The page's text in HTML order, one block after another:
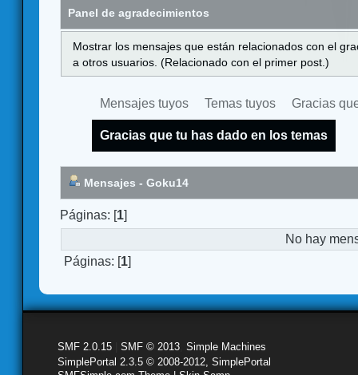
Panel de agradecimientos
Mostrar los mensajes que están relacionados con el
a otros usuarios. (Relacionado con el primer post.)
Mensajes tuyos Temas tuyos Gracias
Gracias que tu has dado en los temas
Mensajes - Goku14
Páginas: [1]
No hay
Páginas: [1]
SMF 2.0.15 SMF © 2013 Simple Machines
SimplePortal 2.3.5 © 2008-2012, SimplePortal